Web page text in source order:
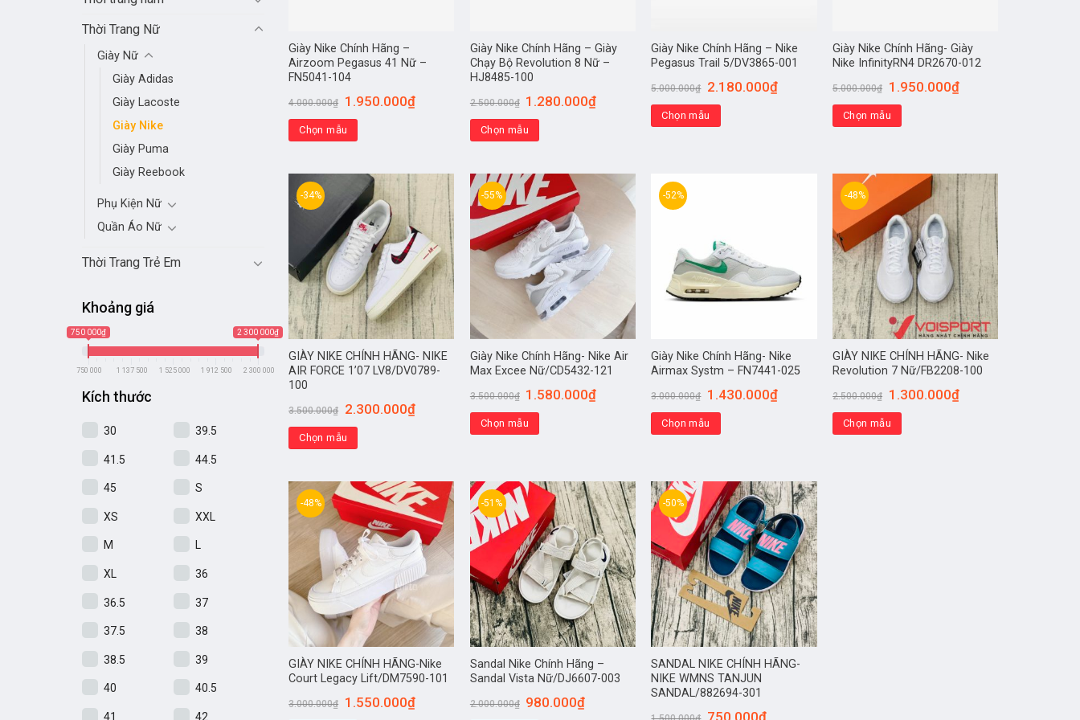
Thời Trang Nữ
Giày Nữ
Giày Adidas
Giày Lacoste
Giày Nike
Giày Puma
Giày Reebook
Phụ Kiện Nữ
Quần Áo Nữ
Thời Trang Trẻ Em
Khoảng giá
750 000₫ 2 300 000₫
750 000 1 137 500 1 525 000 1 912 500 2 300 000
Kích thước
30 39.5
41.5 44.5
45 S
XS XXL
M L
XL 36
36.5 37
37.5 38
38.5 39
40 40.5
41 42
Giày Nike Chính Hãng –
Airzoom Pegasus 41 Nữ –
FN5041-104
4.000.000₫ 1.950.000₫
Chọn mẫu
Giày Nike Chính Hãng – Giày
Chạy Bộ Revolution 8 Nữ –
HJ8485-100
2.500.000₫ 1.280.000₫
Chọn mẫu
Giày Nike Chính Hãng – Nike
Pegasus Trail 5/DV3865-001
5.000.000₫ 2.180.000₫
Chọn mẫu
Giày Nike Chính Hãng- Giày
Nike InfinityRN4 DR2670-012
5.000.000₫ 1.950.000₫
Chọn mẫu
-34%
GIÀY NIKE CHÍNH HÃNG- NIKE
AIR FORCE 1’07 LV8/DV0789-
100
3.500.000₫ 2.300.000₫
Chọn mẫu
-55%
Giày Nike Chính Hãng- Nike Air
Max Excee Nữ/CD5432-121
3.500.000₫ 1.580.000₫
Chọn mẫu
-52%
Giày Nike Chính Hãng- Nike
Airmax Systm – FN7441-025
3.000.000₫ 1.430.000₫
Chọn mẫu
-48%
GIÀY NIKE CHÍNH HÃNG- Nike
Revolution 7 Nữ/FB2208-100
2.500.000₫ 1.300.000₫
Chọn mẫu
-48%
GIÀY NIKE CHÍNH HÃNG-Nike
Court Legacy Lift/DM7590-101
3.000.000₫ 1.550.000₫
-51%
Sandal Nike Chính Hãng –
Sandal Vista Nữ/DJ6607-003
2.000.000₫ 980.000₫
-50%
SANDAL NIKE CHÍNH HÃNG-
NIKE WMNS TANJUN
SANDAL/882694-301
750.000₫